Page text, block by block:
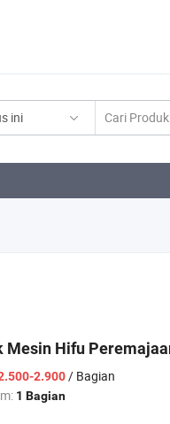
ini
Mesin Hifu
2.900/ Bagian
1 Bagian